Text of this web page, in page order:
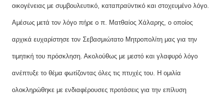
οικογένειας με συμβουλευτικό, καταπραϋντικό και στοχευμένο λόγο.
Αμέσως μετά τον λόγο πήρε ο π. Ματθαίος Χάλαρης, ο οποίος
αρχικά ευχαρίστησε τον Σεβασμιώτατο Μητροπολίτη μας για την
τιμητική του πρόσκληση. Ακολούθως με μεστό και γλαφυρό λόγο
ανέπτυξε το θέμα φωτίζοντας όλες τις πτυχές του. Η ομιλία
ολοκληρώθηκε με ενδιαφέρουσες προτάσεις για την επίλυση